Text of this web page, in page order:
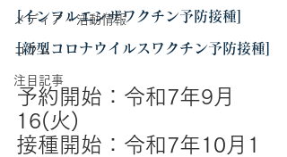
メディア・活動情報
コラム
注目記事
[インフルエンザワクチン予防接種]
[新型コロナウイルスワクチン予防接種]
予約開始：令和7年9月
16(火)
接種開始：令和7年10月1